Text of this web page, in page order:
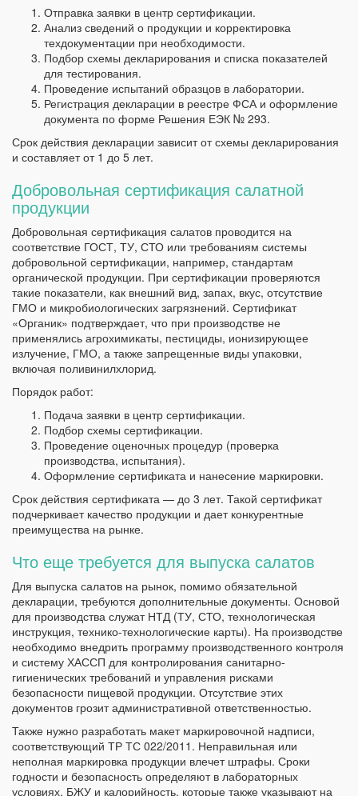
Отправка заявки в центр сертификации.
Анализ сведений о продукции и корректировка
техдокументации при необходимости.
Подбор схемы декларирования и списка показателей
для тестирования.
Проведение испытаний образцов в лаборатории.
Регистрация декларации в реестре ФСА и оформление
документа по форме Решения ЕЭК № 293.
Срок действия декларации зависит от схемы декларирования
и составляет от 1 до 5 лет.
Добровольная сертификация салатной
продукции
Добровольная сертификация салатов проводится на
соответствие ГОСТ, ТУ, СТО или требованиям системы
добровольной сертификации, например, стандартам
органической продукции. При сертификации проверяются
такие показатели, как внешний вид, запах, вкус, отсутствие
ГМО и микробиологических загрязнений. Сертификат
«Органик» подтверждает, что при производстве не
применялись агрохимикаты, пестициды, ионизирующее
излучение, ГМО, а также запрещенные виды упаковки,
включая поливинилхлорид.
Порядок работ:
Подача заявки в центр сертификации.
Подбор схемы сертификации.
Проведение оценочных процедур (проверка
производства, испытания).
Оформление сертификата и нанесение маркировки.
Срок действия сертификата — до 3 лет. Такой сертификат
подчеркивает качество продукции и дает конкурентные
преимущества на рынке.
Что еще требуется для выпуска салатов
Для выпуска салатов на рынок, помимо обязательной
декларации, требуются дополнительные документы. Основой
для производства служат НТД (ТУ, СТО, технологическая
инструкция, технико-технологические карты). На производстве
необходимо внедрить программу производственного контроля
и систему ХАССП для контролирования санитарно-
гигиенических требований и управления рисками
безопасности пищевой продукции. Отсутствие этих
документов грозит административной ответственностью.
Также нужно разработать макет маркировочной надписи,
соответствующий ТР ТС 022/2011. Неправильная или
неполная маркировка продукции влечет штрафы. Сроки
годности и безопасность определяют в лабораторных
условиях. БЖУ и калорийность, которые также указывают на